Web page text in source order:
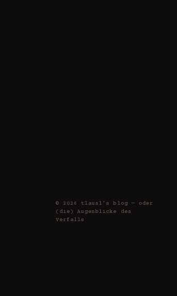
© 2026 tlausl's blog — oder
(die) Augenblicke des
Verfalls